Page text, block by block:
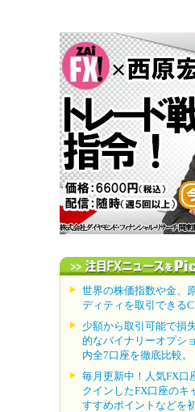
世界の株価指数や金、
ディティを取引できる
少額から取引可能で損
的なバイナリーオプシ
内全7口座を徹底比較。
毎月更新中！人気FX口
クインしたFX口座のキ
すすめポイントなどを